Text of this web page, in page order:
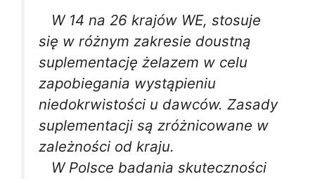
W 14 na 26 krajów WE, stosuje
się w różnym zakresie doustną
suplementację żelazem w celu
zapobiegania wystąpieniu
niedokrwistości u dawców. Zasady
suplementacji są zróżnicowane w
zależności od kraju.
W Polsce badania skuteczności